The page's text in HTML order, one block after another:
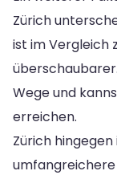
Zürich
ist im Vergleich
Wege und
erreichen.
Zürich